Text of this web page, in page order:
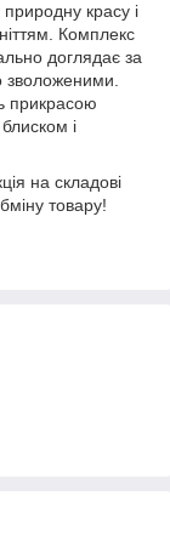
природну красу і
Комплекс
доглядає за
зволоженими.
прикрасою
і
на складові
товару!